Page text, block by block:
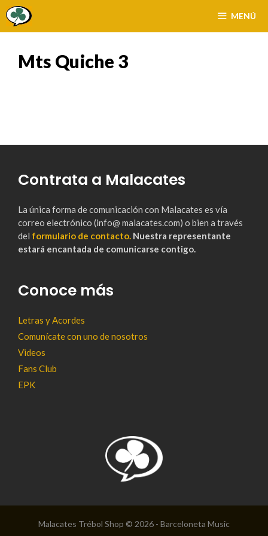
Saltar
MENÚ
Mts Quiche 3
Contrata a Malacates
La única forma de comunicación con Malacates es vía
correo electrónico (info@ malacates.com) o bien a través
del formulario de contacto. Nuestra representante
estará encantada de comunicarse contigo.
Conoce más
Letras y Acordes
Comunícate con uno de nosotros
Videos
Fans Club
EPK
Malacates Trébol Shop © 2026 - Barceloneta Music